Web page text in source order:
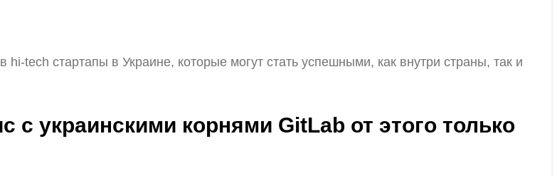
tech стартапы в Украине, которые могут стать успешными, как внутри страны, так и
с украинскими корнями GitLab от этого только